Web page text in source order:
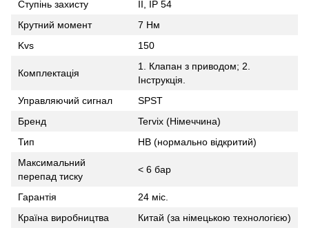
Ступінь захисту
II, IP 54
Крутний момент
7 Нм
Kvs
150
Комплектація
1. Клапан з приводом; 2.
Інструкція.
Управляючий сигнал
SPST
Бренд
Tervix (Німеччина)
Тип
НВ (нормально відкритий)
Максимальний
перепад тиску
< 6 бар
Гарантія
24 міс.
Країна виробництва
Китай (за німецькою технологією)